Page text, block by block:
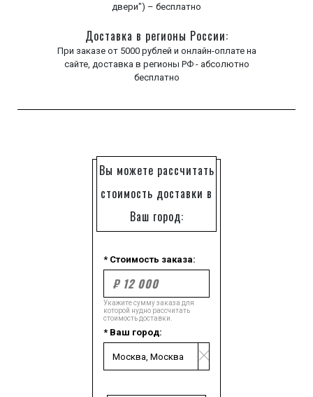
двери") – бесплатно
Доставка в регионы России:
При заказе от 5000 рублей и онлайн-оплате на
сайте, доставка в регионы РФ - абсолютно
бесплатно
Вы можете рассчитать
стоимость доставки в
Ваш город:
* Стоимость заказа:
Укажите сумму заказа для
которой нудно рассчитать
стоимость доставки.
* Ваш город: